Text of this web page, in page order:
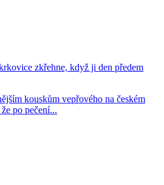
zkřehne, když ji den předem
kouskům vepřového na českém
po pečení...